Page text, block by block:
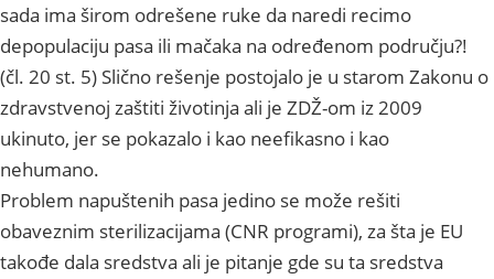
sada ima širom odrešene ruke da naredi recimo
depopulaciju pasa ili mačaka na određenom području?!
(čl. 20 st. 5) Slično rešenje postojalo je u starom Zakonu o
zdravstvenoj zaštiti životinja ali je ZDŽ-om iz 2009
ukinuto, jer se pokazalo i kao neefikasno i kao
nehumano.
Problem napuštenih pasa jedino se može rešiti
obaveznim sterilizacijama (CNR programi), za šta je EU
takođe dala sredstva ali je pitanje gde su ta sredstva